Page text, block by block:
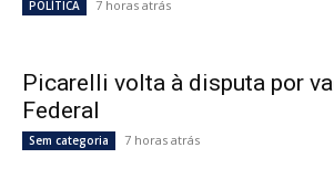
POLÍTICA 7 horas atrás
Picarelli volta à disputa por
Federal
Sem categoria 7 horas atrás